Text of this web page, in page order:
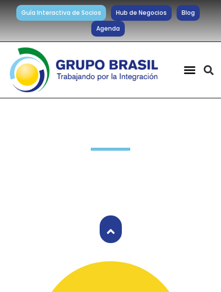
Guía Interactiva de Socios Hub de Negocios
Blog
Agenda